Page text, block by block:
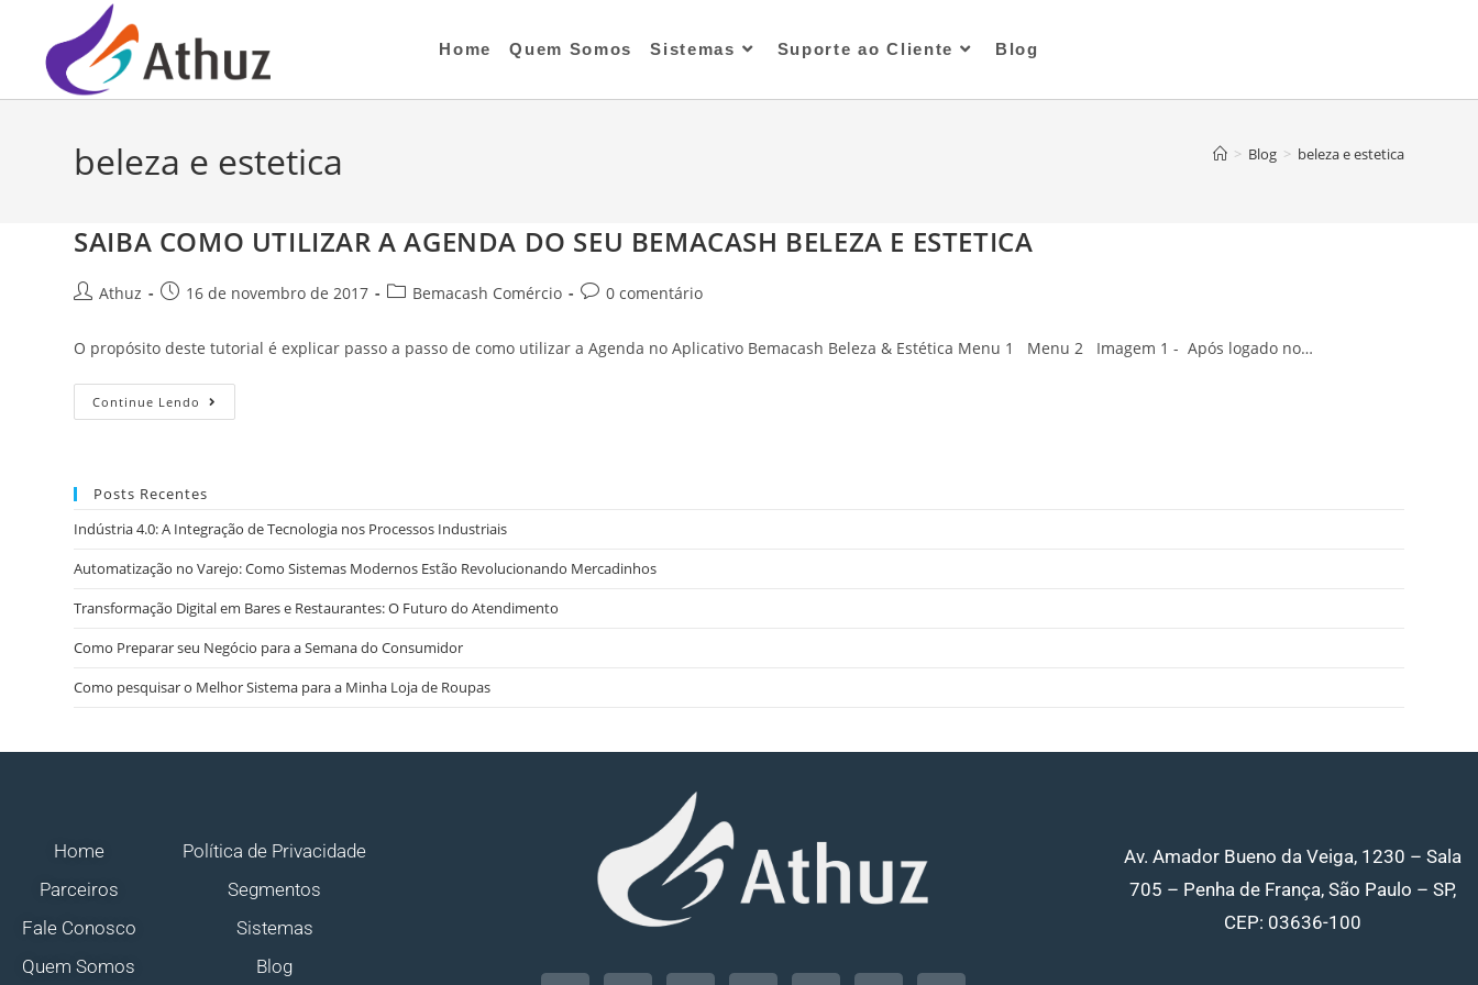
Home Quem Somos Sistemas Suporte ao Cliente Blog
beleza e estetica > Blog > beleza e estetica
SAIBA COMO UTILIZAR A AGENDA DO SEU BEMACASH BELEZA E ESTETICA
Athuz 16 de novembro de 2017 Bemacash Comércio 0 comentário
O propósito deste tutorial é explicar passo a passo de como utilizar a Agenda no Aplicativo Bemacash Beleza & Estética Menu 1 Menu 2 Imagem 1 - Após logado no…
Continue Lendo
Posts Recentes
Indústria 4.0: A Integração de Tecnologia nos Processos Industriais
Automatização no Varejo: Como Sistemas Modernos Estão Revolucionando Mercadinhos
Transformação Digital em Bares e Restaurantes: O Futuro do Atendimento
Como Preparar seu Negócio para a Semana do Consumidor
Como pesquisar o Melhor Sistema para a Minha Loja de Roupas
Home
Parceiros
Fale Conosco
Quem Somos
Política de Privacidade
Segmentos
Sistemas
Blog
Av. Amador Bueno da Veiga, 1230 – Sala
705 – Penha de França, São Paulo – SP,
CEP: 03636-100